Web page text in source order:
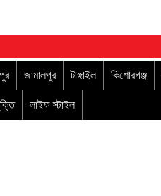
জামালপুর টাঙ্গাইল কিশোরগঞ্জ
লাইফ স্টাইল